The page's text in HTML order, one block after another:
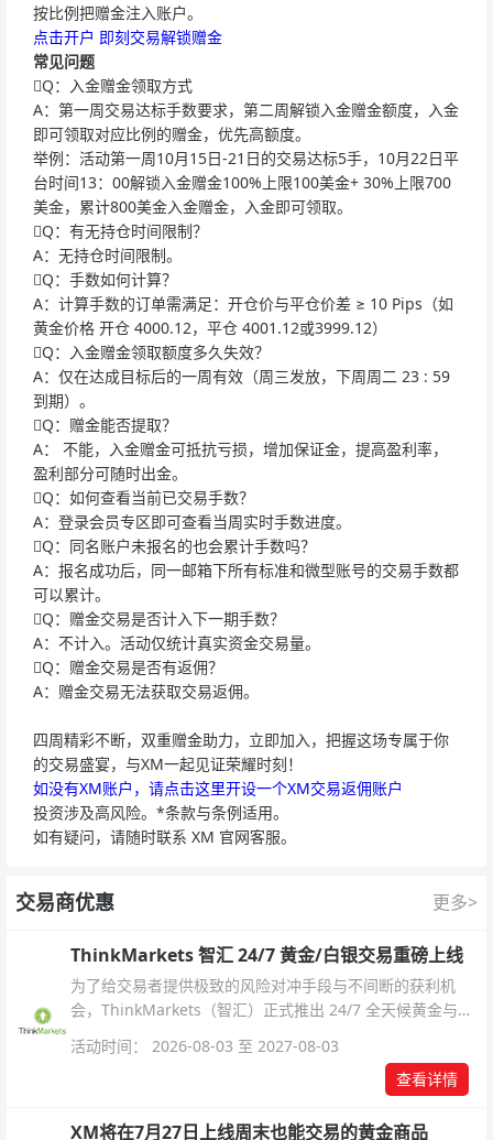
按比例把赠金注入账户。
点击开户 即刻交易解锁赠金
常见问题
Q：入金赠金领取方式
A：第一周交易达标手数要求，第二周解锁入金赠金额度，入金
即可领取对应比例的赠金，优先高额度。
举例：活动第一周10月15日-21日的交易达标5手，10月22日平
台时间13：00解锁入金赠金100%上限100美金+ 30%上限700
美金，累计800美金入金赠金，入金即可领取。
Q：有无持仓时间限制？
A：无持仓时间限制。
Q：手数如何计算？
A：计算手数的订单需满足：开仓价与平仓价差 ≥ 10 Pips（如
黄金价格 开仓 4000.12，平仓 4001.12或3999.12）
Q：入金赠金领取额度多久失效？
A：仅在达成目标后的一周有效（周三发放，下周周二 23 : 59
到期）。
Q：赠金能否提取？
A： 不能，入金赠金可抵抗亏损，增加保证金，提高盈利率，
盈利部分可随时出金。
Q：如何查看当前已交易手数？
A：登录会员专区即可查看当周实时手数进度。
Q：同名账户未报名的也会累计手数吗？
A：报名成功后，同一邮箱下所有标准和微型账号的交易手数都
可以累计。
Q：赠金交易是否计入下一期手数？
A：不计入。活动仅统计真实资金交易量。
Q：赠金交易是否有返佣？
A：赠金交易无法获取交易返佣。
四周精彩不断，双重赠金助力，立即加入，把握这场专属于你
的交易盛宴，与XM一起见证荣耀时刻！
如没有XM账户，请点击这里开设一个XM交易返佣账户
投资涉及高风险。*条款与条例适用。
如有疑问，请随时联系 XM 官网客服。
交易商优惠 更多>
ThinkMarkets 智汇 24/7 黄金/白银交易重磅上线
为了给交易者提供极致的风险对冲手段与不间断的获利机
会，ThinkMarkets（智汇）正式推出 24/7 全天候黄金与白
杆配置、支持软件及交易细则。
活动时间： 2026-08-03 至 2027-08-03
查看详情
XM将在7月27日上线周末也能交易的黄金商品